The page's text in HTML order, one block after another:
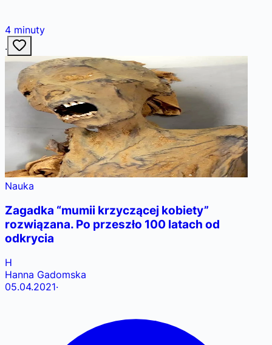
4 minuty
·
Nauka
Zagadka “mumii krzyczącej kobiety”
rozwiązana. Po przeszło 100 latach od
odkrycia
H
Hanna Gadomska
05.04.2021·